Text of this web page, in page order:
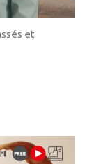
et